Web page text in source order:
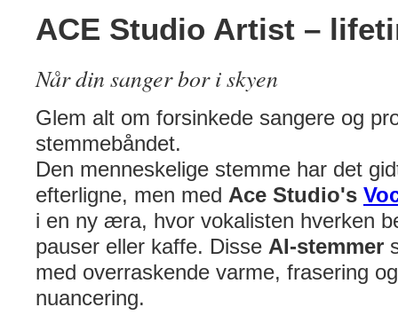
ACE Studio Artist –
Når din sanger bor i skyen
Glem alt om forsinkede sangere og
stemmebåndet.
Den menneskelige stemme har det
efterligne, men med Ace Studio's
i en ny æra, hvor vokalisten hverken
pauser eller kaffe. Disse AI-stemmer
med overraskende varme, frasering
nuancering.